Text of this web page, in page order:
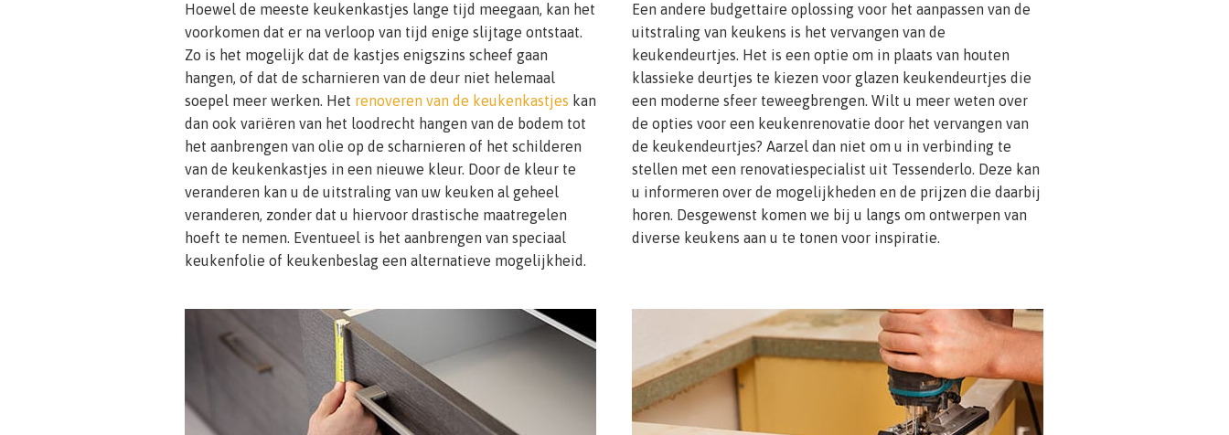
Hoewel de meeste keukenkastjes lange tijd meegaan, kan het
voorkomen dat er na verloop van tijd enige slijtage ontstaat.
Zo is het mogelijk dat de kastjes enigszins scheef gaan
hangen, of dat de scharnieren van de deur niet helemaal
soepel meer werken. Het renoveren van de keukenkastjes kan
dan ook variëren van het loodrecht hangen van de bodem tot
het aanbrengen van olie op de scharnieren of het schilderen
van de keukenkastjes in een nieuwe kleur. Door de kleur te
veranderen kan u de uitstraling van uw keuken al geheel
veranderen, zonder dat u hiervoor drastische maatregelen
hoeft te nemen. Eventueel is het aanbrengen van speciaal
keukenfolie of keukenbeslag een alternatieve mogelijkheid.
Een andere budgettaire oplossing voor het aanpassen van de
uitstraling van keukens is het vervangen van de
keukendeurtjes. Het is een optie om in plaats van houten
klassieke deurtjes te kiezen voor glazen keukendeurtjes die
een moderne sfeer teweegbrengen. Wilt u meer weten over
de opties voor een keukenrenovatie door het vervangen van
de keukendeurtjes? Aarzel dan niet om u in verbinding te
stellen met een renovatiespecialist uit Tessenderlo. Deze kan
u informeren over de mogelijkheden en de prijzen die daarbij
horen. Desgewenst komen we bij u langs om ontwerpen van
diverse keukens aan u te tonen voor inspiratie.